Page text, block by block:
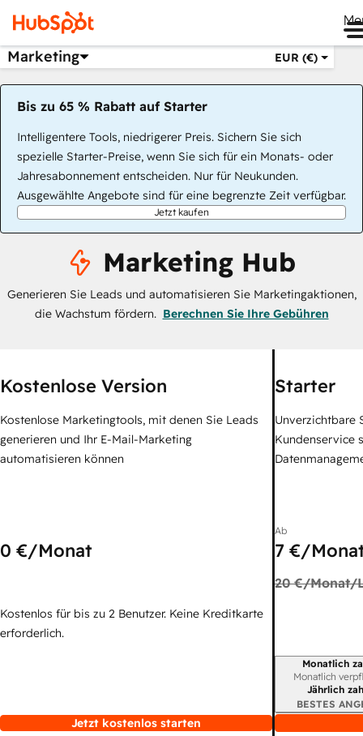
Marketing EUR (€)
Bis zu 65 % Rabatt auf Starter
Intelligentere Tools, niedrigerer Preis. Sichern Sie sich
spezielle Starter-Preise, wenn Sie sich für ein Monats- oder
Jahresabonnement entscheiden. Nur für Neukunden.
Ausgewählte Angebote sind für eine begrenzte Zeit verfügbar.
Jetzt kaufen
Marketing Hub
Generieren Sie Leads und automatisieren Sie Marketingaktionen,
die Wachstum fördern. Berechnen Sie Ihre Gebühren
Kostenlose Version
Kostenlose Marketingtools, mit denen Sie Leads
generieren und Ihr E-Mail-Marketing
automatisieren können
0 €/Monat
Kostenlos für bis zu 2 Benutzer. Keine Kreditkarte
erforderlich.
Jetzt kostenlos starten
Starter
Unverzichtbare
Kundenservice
Ab
7 €/
20 €/Monat/
Monatlich
Monatlich
Jährlich
BESTES